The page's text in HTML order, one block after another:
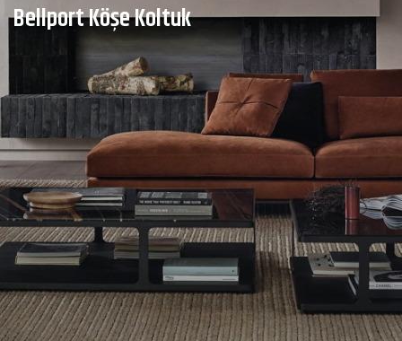
Bellport Köşe Koltuk